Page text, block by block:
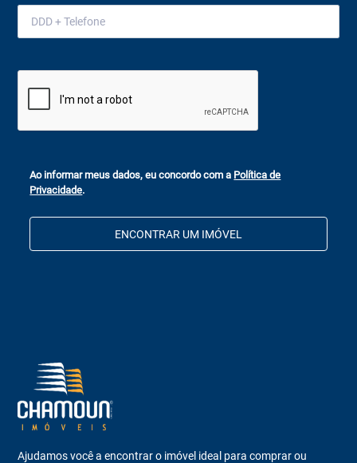
Ao informar meus dados, eu concordo com a Política de
Privacidade.
ENCONTRAR UM IMÓVEL
Ajudamos você a encontrar o imóvel ideal para comprar ou